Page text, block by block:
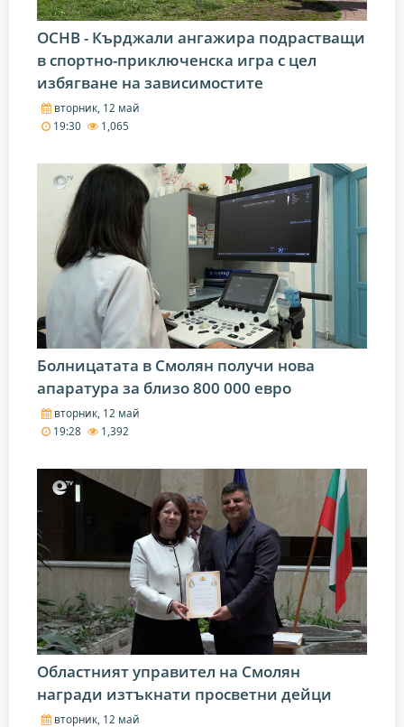
ОСНВ - Кърджали ангажира подрастващи
в спортно-приключенска игра с цел
избягване на зависимостите
вторник, 12 май
19:30
1,065
Болницатата в Смолян получи нова
апаратура за близо 800 000 евро
вторник, 12 май
19:28
1,392
Областният управител на Смолян
награди изтъкнати просветни дейци
вторник, 12 май